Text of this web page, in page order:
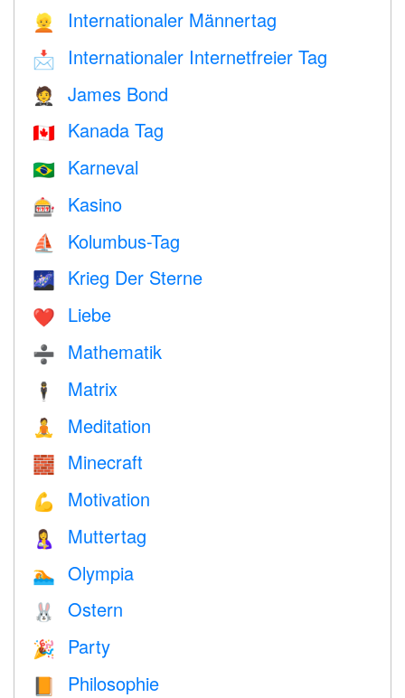
👱 Internationaler Männertag
📩 Internationaler Internetfreier Tag
🤵 James Bond
🇨🇦 Kanada Tag
🇧🇷 Karneval
🎰 Kasino
⛵️ Kolumbus-Tag
🌌 Krieg Der Sterne
❤️️ Liebe
➗ Mathematik
🕴️ Matrix
🧘 Meditation
🧱 Minecraft
💪 Motivation
🤱 Muttertag
🏊 Olympia
🐰 Ostern
🎉 Party
📙 Philosophie